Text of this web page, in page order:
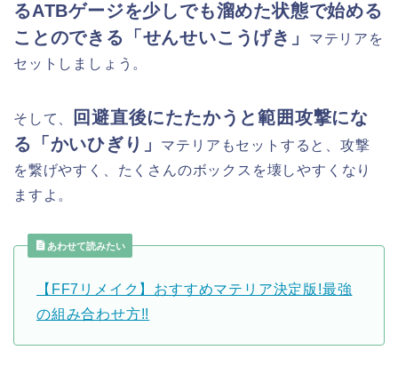
るATBゲージを少しでも溜めた状態で始める
ことのできる「せんせいこうげき」
マテリアを
セットしましょう。
そして、
回避直後にたたかうと範囲攻撃にな
る「かいひぎり」
マテリアもセットすると、攻撃
を繋げやすく、たくさんのボックスを壊しやすくなり
ますよ。
あわせて読みたい
【FF7リメイク】おすすめマテリア決定版!最強
の組み合わせ方!!